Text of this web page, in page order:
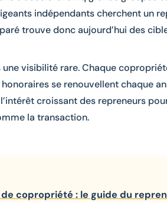
indépendants cherchent un
trouve donc aujourd’hui des
visibilité rare. Chaque
se renouvellent chaque
croissant des repreneurs
la transaction.
copropriété : le guide du